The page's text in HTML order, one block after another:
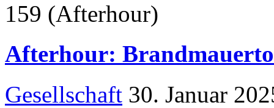
159 (Afterhour)
Afterhour:
Gesellschaft 30. Januar